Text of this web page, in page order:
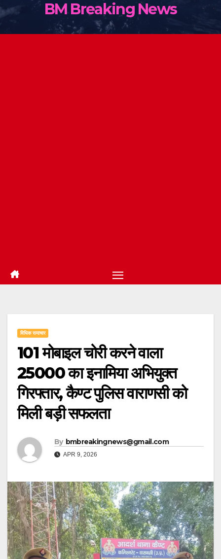
BM Breaking News
विधिक समाचार
101 मोबाइल चोरी करने वाला
25000 का इनामिया अभियुक्त
गिरफ्तार, कैण्ट पुलिस वाराणसी को
मिली बड़ी सफलता
By bmbreakingnews@gmail.com
APR 9, 2026